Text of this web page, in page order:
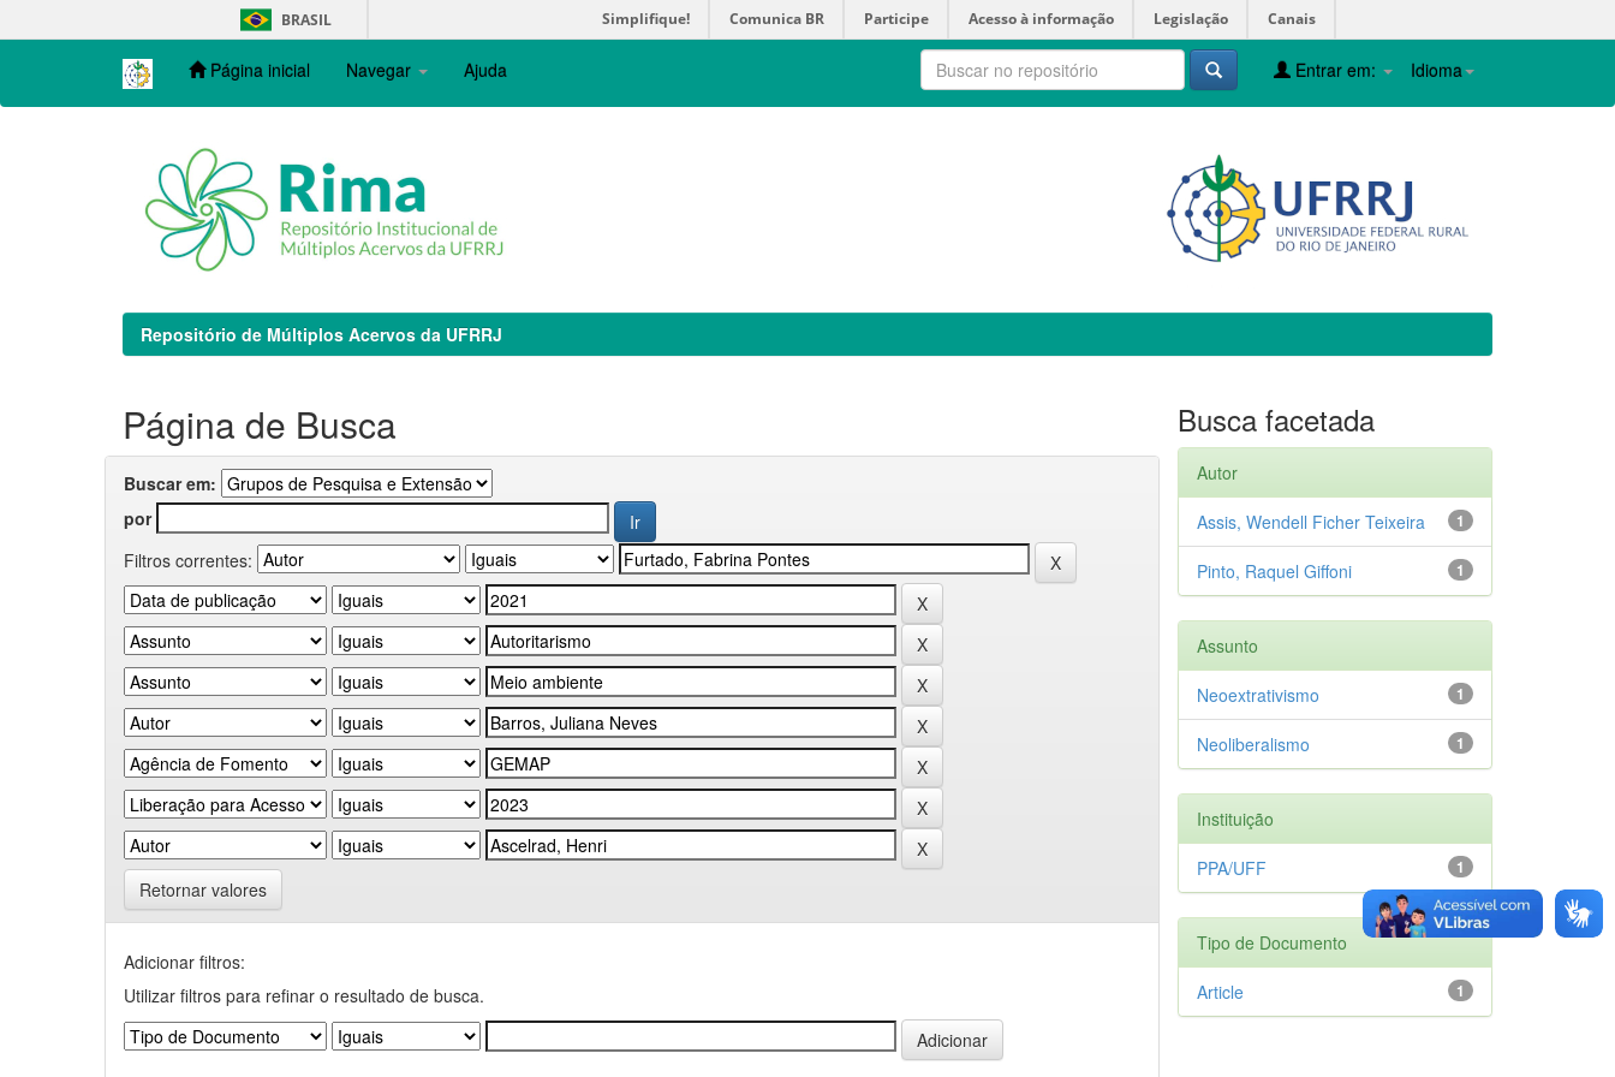
navigation
BRASIL Simplifique! Comunica BR Participe Acesso à informação Legislação Canais
Página inicial Navegar Ajuda Idioma
Entrar em:
Repositório de Múltiplos Acervos da UFRRJ
Página de Busca
Buscar em:
por
Filtros correntes:
Retornar valores
Adicionar filtros:
Utilizar filtros para refinar o resultado de busca.
Busca facetada
Autor
1
Assis, Wendell Ficher Teixeira
1
Pinto, Raquel Giffoni
Assunto
1
Neoextrativismo
1
Neoliberalismo
Instituição
1
PPA/UFF
Tipo de Documento
1
Article